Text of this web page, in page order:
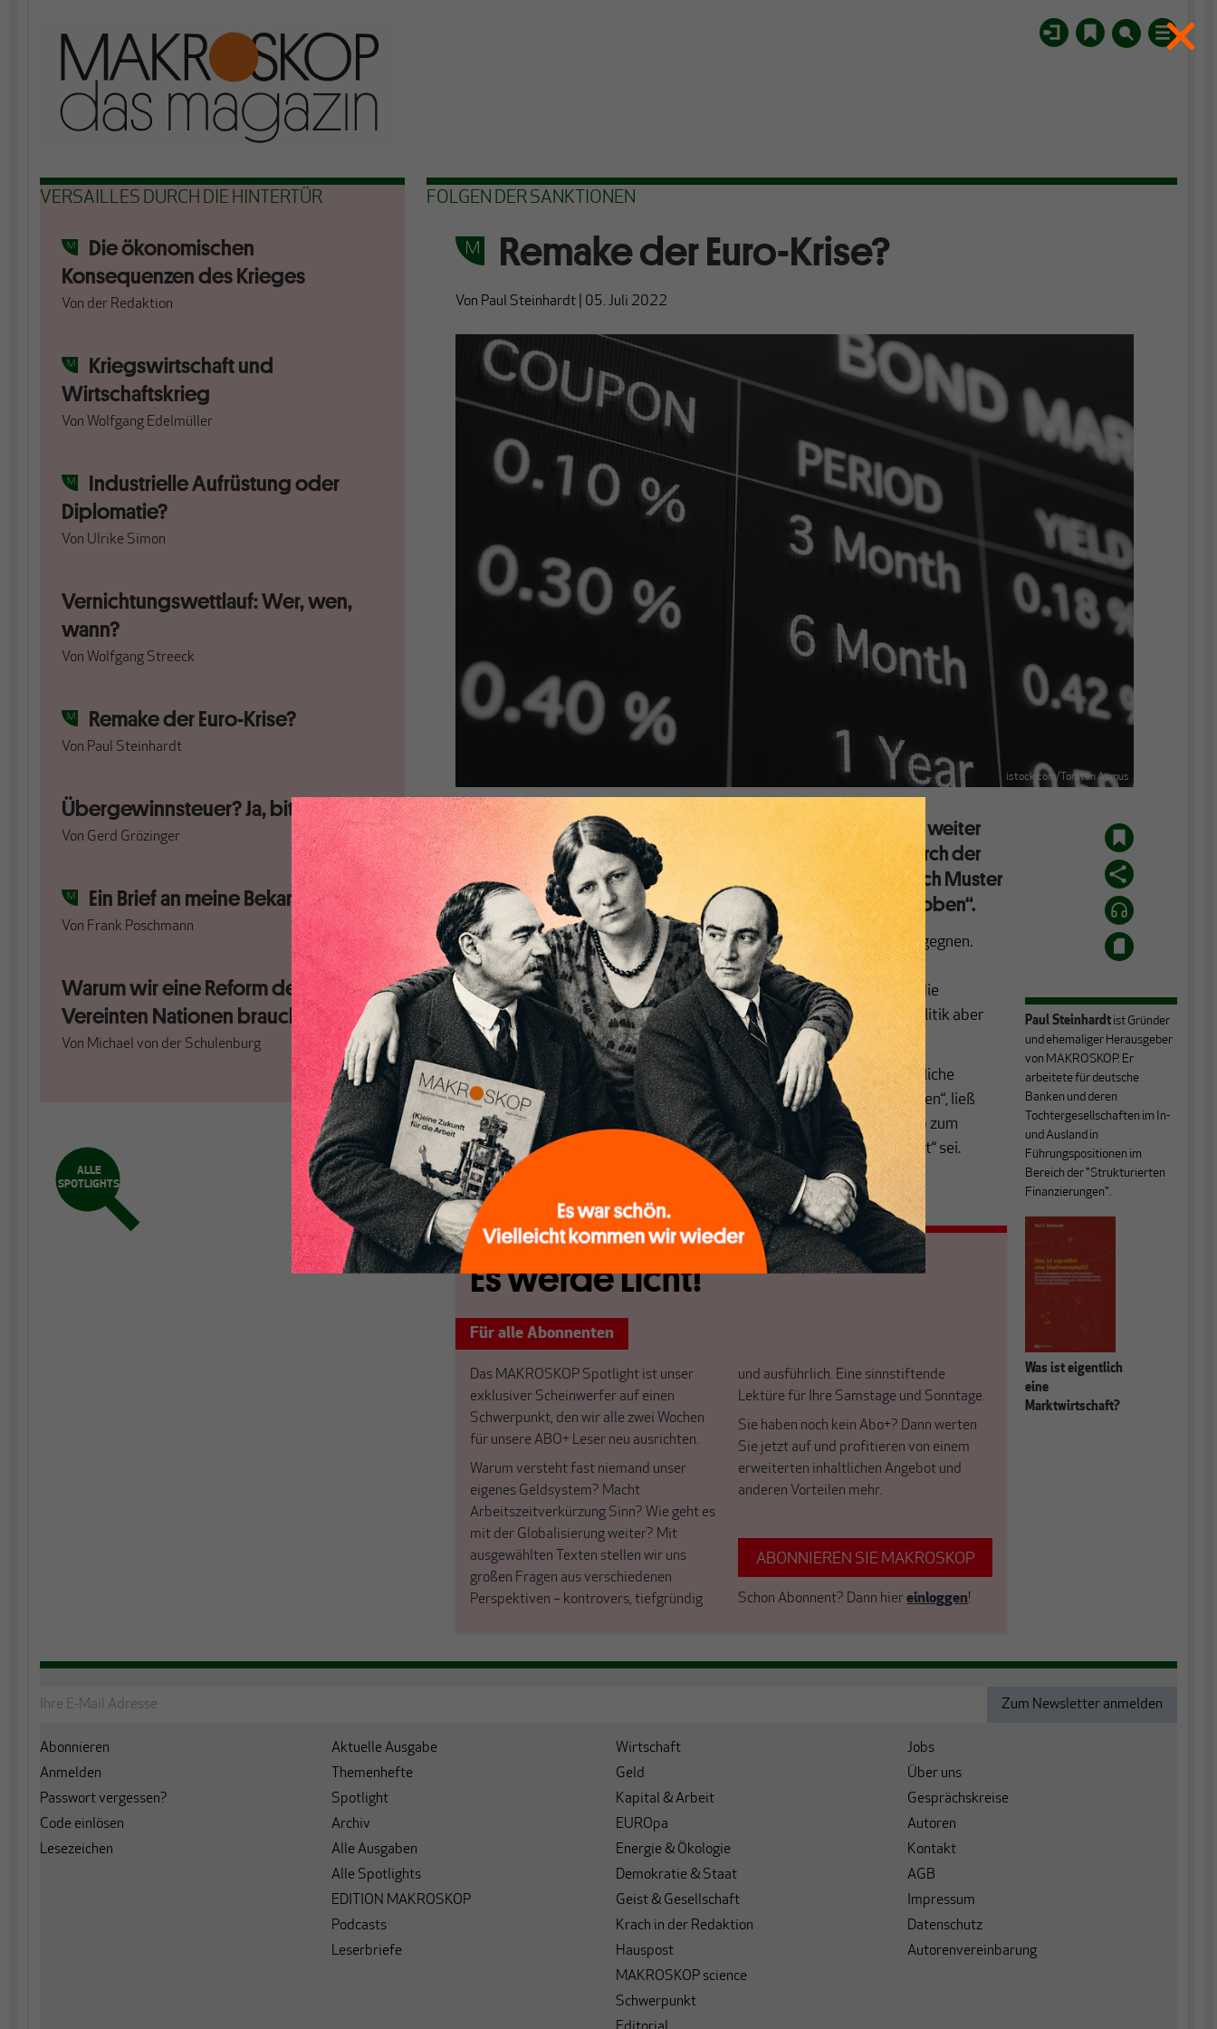
VERSAILLES DURCH DIE HINTERTÜR
Die ökonomischen
Konsequenzen des Krieges
Von der Redaktion
Kriegswirtschaft und
Wirtschaftskrieg
Von Wolfgang Edelmüller
Industrielle Aufrüstung oder
Diplomatie?
Von Ulrike Simon
Vernichtungswettlauf: Wer, wen,
wann?
Von Wolfgang Streeck
Remake der Euro-Krise?
Von Paul Steinhardt
Übergewinnsteuer? Ja, bitte!
Von Gerd Grözinger
Ein Brief an meine Bekannten
Von Frank Poschmann
Warum wir eine Reform der
Vereinten Nationen brauchen
Von Michael von der Schulenburg
ALLE
SPOTLIGHTS
FOLGEN DER SANKTIONEN
Remake der Euro-Krise?
Von Paul Steinhardt 05. Juli 2022
istock.com/Torsten Asmus
„Jein“. Die „Zinswende“ dürfte die europäische Wirtschaft weiter
destabilisieren. Aber „Putins Krieg“ verhindert, dass dadurch der
Bestand der Eurozone gefährdet wird. Begünstigt wird nach Muster
des Wiederaufbaufonds allerdings ein „Durchbruch nach oben“.
„Inflation“ ist „Geldentwertung“ – und ihr ist mit Zinserhöhungen zu begegnen.
Solche Überzeugungen scheinen die Zentralbanken zu ihren jüngsten
„Zinswenden“ motiviert zu haben. Mit den „Theorien“, auf deren Basis die
Zentralbanken bislang ihre „Geldpolitik“ betrieben haben, hat diese Politik aber
nicht viel zu tun.
Wohl deshalb hört man nun von Zentralbank-Repräsentanten erstaunliche
Aussagen: „Wir verstehen jetzt, warum wir wenig von Inflation verstehen“, ließ
Fed-Chef Jerome Powell verlauten. Und EZB-Präsidentin Lagarde gab zum
Besten, dass Geldpolitik „keine reine Wissenschaft, sondern auch Kunst“ sei.
[...]
Es werde Licht!
Für alle Abonnenten
Das MAKROSKOP Spotlight ist unser
exklusiver Scheinwerfer auf einen
Schwerpunkt, den wir alle zwei Wochen
für unsere ABO+ Leser neu ausrichten.
Warum versteht fast niemand unser
eigenes Geldsystem? Macht
Arbeitszeitverkürzung Sinn? Wie geht es
mit der Globalisierung weiter? Mit
ausgewählten Texten stellen wir uns
großen Fragen aus verschiedenen
Perspektiven – kontrovers, tiefgründig
und ausführlich. Eine sinnstiftende
Lektüre für Ihre Samstage und Sonntage.
Sie haben noch kein Abo+? Dann werten
Sie jetzt auf und profitieren von einem
erweiterten inhaltlichen Angebot und
anderen Vorteilen mehr.
ABONNIEREN SIE MAKROSKOP
Schon Abonnent? Dann hier einloggen!
Paul Steinhardtist Gründer
und ehemaliger Herausgeber
von MAKROSKOP. Er
arbeitete für deutsche
Banken und deren
Tochtergesellschaften im In-
und Ausland in
Führungspositionen im
Bereich der "Strukturierten
Finanzierungen".
Was ist eigentlich
eine
Marktwirtschaft?
Abonnieren
Anmelden
Passwort vergessen?
Code einlösen
Lesezeichen
Aktuelle Ausgabe
Themenhefte
Spotlight
Archiv
Alle Ausgaben
Alle Spotlights
EDITION MAKROSKOP
Podcasts
Leserbriefe
Wirtschaft
Geld
Kapital & Arbeit
EUROpa
Energie & Ökologie
Demokratie & Staat
Geist & Gesellschaft
Krach in der Redaktion
Hauspost
MAKROSKOP science
Schwerpunkt
Jobs
Über uns
Gesprächskreise
Autoren
Kontakt
AGB
Impressum
Datenschutz
Autorenvereinbarung